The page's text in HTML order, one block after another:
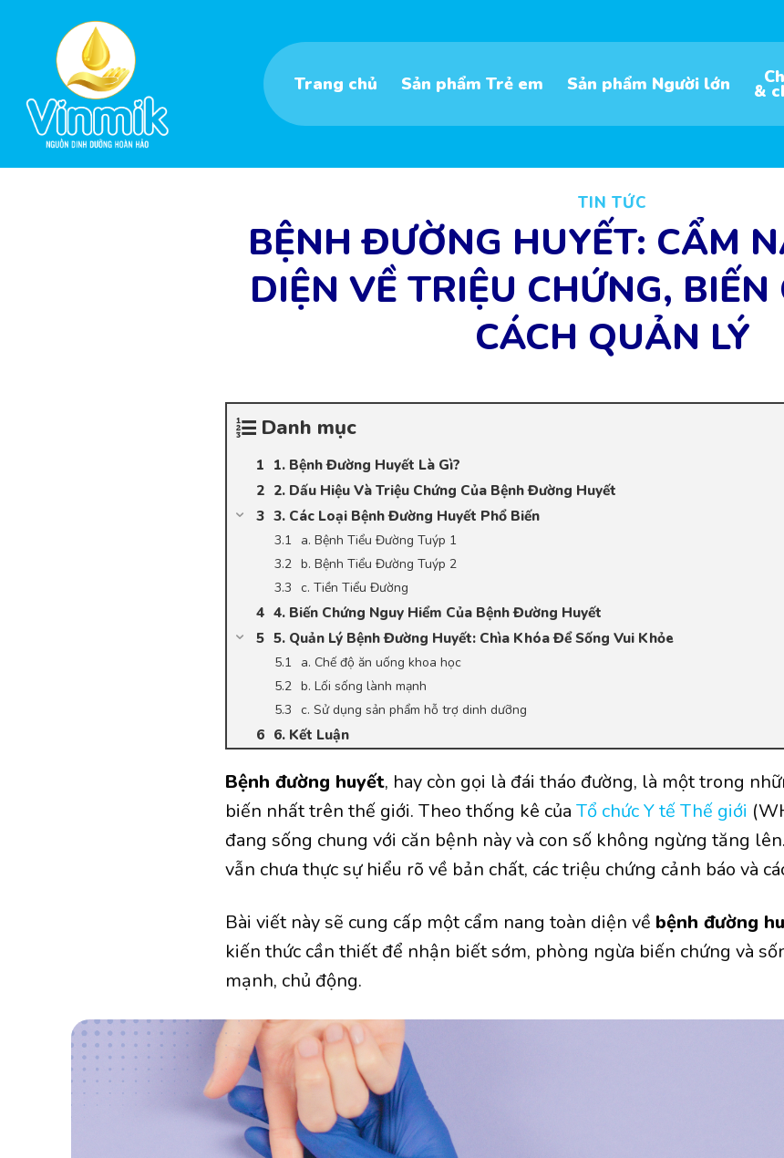
Trang chủ Sản phẩm Trẻ em Sản phẩm Người lớn &
TIN TỨC
BỆNH ĐƯỜNG HUYẾT: CẨM
DIỆN VỀ TRIỆU CHỨNG,
CÁCH QUẢN LÝ
Danh mục
1. Bệnh Đường Huyết Là Gì?
2. Dấu Hiệu Và Triệu Chứng Của Bệnh Đường Huyết
3. Các Loại Bệnh Đường Huyết Phổ Biến
a. Bệnh Tiểu Đường Tuýp 1
b. Bệnh Tiểu Đường Tuýp 2
c. Tiền Tiểu Đường
4. Biến Chứng Nguy Hiểm Của Bệnh Đường Huyết
5. Quản Lý Bệnh Đường Huyết: Chìa Khóa Để Sống Vui Khỏe
a. Chế độ ăn uống khoa học
b. Lối sống lành mạnh
c. Sử dụng sản phẩm hỗ trợ dinh dưỡng
6. Kết Luận
Bệnh đường huyết, hay còn gọi là đái tháo đường, là một trong
biến nhất trên thế giới. Theo thống kê của Tổ chức Y tế Thế giới
đang sống chung với căn bệnh này và con số không ngừng tăng
vẫn chưa thực sự hiểu rõ về bản chất, các triệu chứng cảnh báo và
Bài viết này sẽ cung cấp một cẩm nang toàn diện về bệnh đường
kiến thức cần thiết để nhận biết sớm, phòng ngừa biến chứng và
mạnh, chủ động.